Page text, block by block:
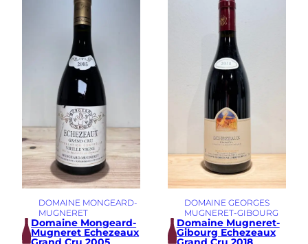
DOMAINE MONGEARD-
MUGNERET
Domaine Mongeard-
Mugneret Echezeaux
DOMAINE GEORGES
MUGNERET-GIBOURG
Domaine Mugneret-
Gibourg Echezeaux